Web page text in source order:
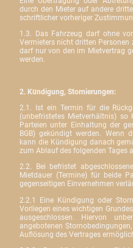
durch den Mieter auf andere
schriftlicher vorheriger
1.3. Das Fahrzeug darf ohne
Vermieters nicht dritten Personen
darf nur von den im Mietvertrag
werden.
2. Kündigung, Stornierungen:
2.1. Ist ein Termin für die
(unbefristetes Mietverhältnis)
Parteien unter Einhaltung der
BGB) gekündigt werden. Wenn
kann die Kündigung danach
zum Ablauf des folgenden Tages
2.2. Bei befristet
Mietdauer (Termine) für beide
gegenseitigen Einvernehmen
2.2.1 Eine Kündigung oder
Vorliegen eines wichtigen
ausgeschlossen. Hiervon
angebotenen
Auflösung des Vertrages